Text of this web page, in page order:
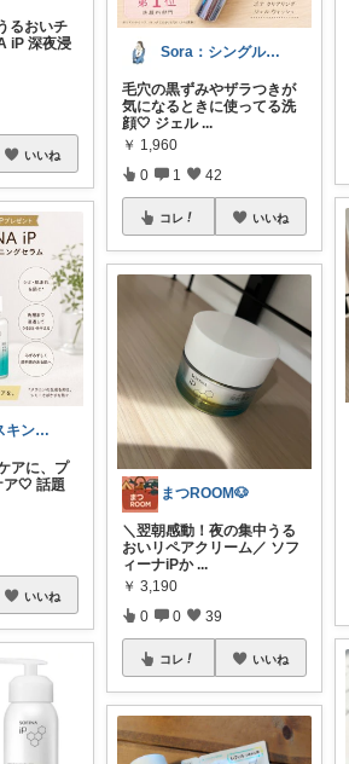
るおいチ
iP 深夜浸
いいね
Misaki🌸スキンケア命✨️
アに、プ
🤍 話題
いいね
Sora：シングルマザーでも毎日可愛く♡
毛穴の黒ずみやザラつきが
気になるときに使ってる洗
顔🤍 ジェル ...
￥ 1,960
0 1 42
コレ いいね
まつROOM🐶
＼翌朝感動！夜の集中うる
おいリペアクリーム／ ソフ
ィーナiPか ...
￥ 3,190
0 0 39
コレ いいね